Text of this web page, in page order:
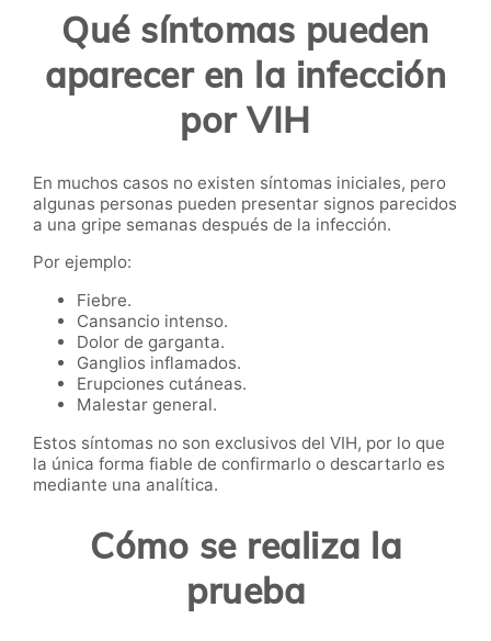
Qué síntomas pueden
aparecer en la infección
por VIH
En muchos casos no existen síntomas iniciales, pero
algunas personas pueden presentar signos parecidos
a una gripe semanas después de la infección.
Por ejemplo:
Fiebre.
Cansancio intenso.
Dolor de garganta.
Ganglios inflamados.
Erupciones cutáneas.
Malestar general.
Estos síntomas no son exclusivos del VIH, por lo que
la única forma fiable de confirmarlo o descartarlo es
mediante una analítica.
Cómo se realiza la
prueba